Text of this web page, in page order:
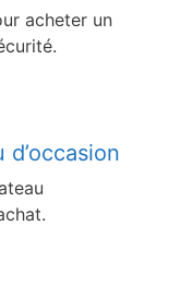
acheter un
d’occasion